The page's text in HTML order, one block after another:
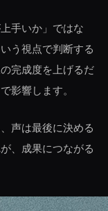
手いか」ではな
う視点で判断する
完成度を上げるだ
影響します。
声は最後に決める
、成果につながる